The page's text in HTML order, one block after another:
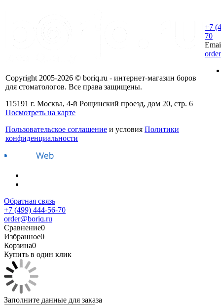
Copyright 2005-2026 © boriq.ru - интернет-магазин боров
для стоматологов. Все права защищены.
115191 г. Москва, 4-й Рощинский проезд, дом 20, стр. 6
Посмотреть на карте
Пользовательское соглашение и условия Политики
конфиденциальности
+7
70
Обратная связь
+7 (499) 444-56-70
order@boriq.ru
Сравнение0
Избранное0
Корзина0
Купить в один клик
Заполните данные для заказа